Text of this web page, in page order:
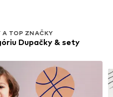
A TOP ZNAČKY
Dupačky & sety